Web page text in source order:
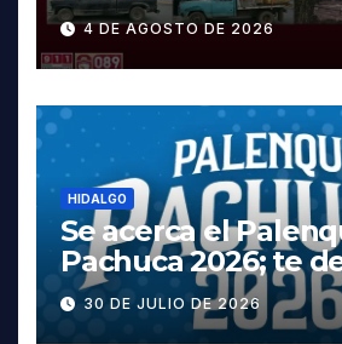
y dos vehículos
Tula
4 DE AGOSTO DE 2026
HIDALGO
Se acerca el
Pachuca 2026; te
cartelera completa,
fechas y los precios
30 DE JULIO DE 2026